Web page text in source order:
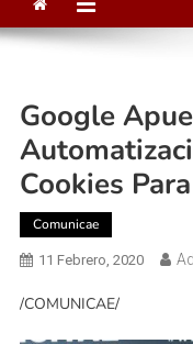
Google
Cookies
Comunicae
11 Febrero, 2020
/COMUNICAE/